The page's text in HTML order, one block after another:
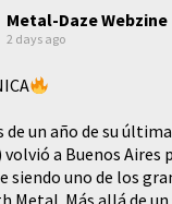
Metal-Daze Webzine
2 days ago
de un año de su
a Buenos Aires
siendo uno de los
Metal. Más allá de